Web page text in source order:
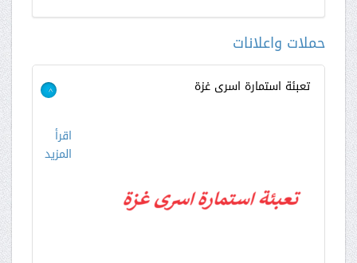
حملات واعلانات
تعبئة استمارة اسرى غزة >
اقرأ
المزيد